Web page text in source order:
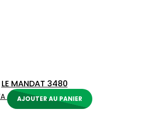
LE MANDAT 3480
AJOUTER AU PANIER